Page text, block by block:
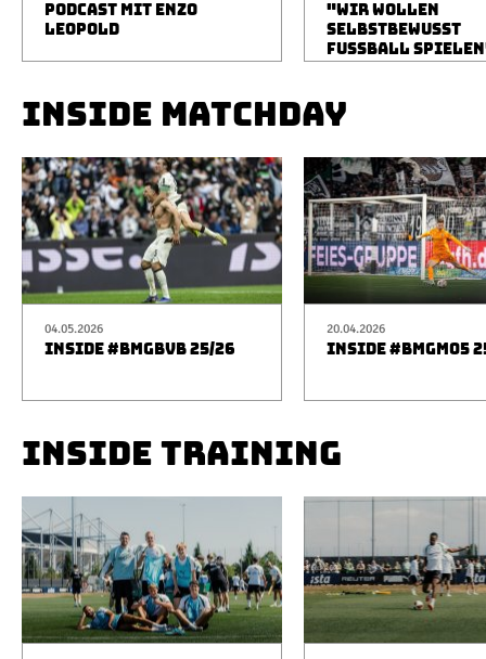
PODCAST MIT ENZO
LEOPOLD
"WIR WOLLEN
SELBSTBEWUSST
FUSSBALL
INSIDE MATCHDAY
04.05.2026
INSIDE #BMGBVB 25/26
20.04.2026
INSIDE #BMGM05
INSIDE TRAINING